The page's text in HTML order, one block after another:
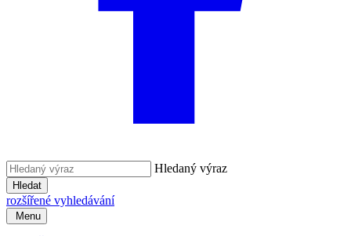
Hledaný výraz
Hledat
rozšířené vyhledávání
Menu